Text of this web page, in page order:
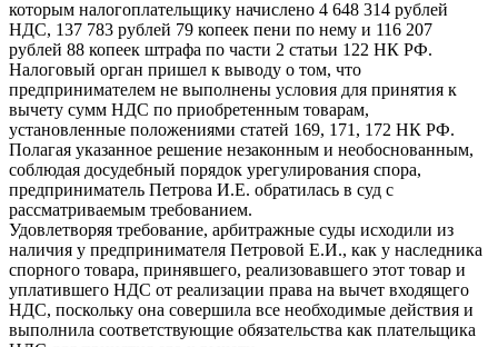
которым налогоплательщику начислено 4 648 314 рублей
НДС, 137 783 рублей 79 копеек пени по нему и 116 207
рублей 88 копеек штрафа по части 2 статьи 122 НК РФ.
Налоговый орган пришел к выводу о том, что
предпринимателем не выполнены условия для принятия к
вычету сумм НДС по приобретенным товарам,
установленные положениями статей 169, 171, 172 НК РФ.
Полагая указанное решение незаконным и необоснованным,
соблюдая досудебный порядок урегулирования спора,
предприниматель Петрова И.Е. обратилась в суд с
рассматриваемым требованием.
Удовлетворяя требование, арбитражные суды исходили из
наличия у предпринимателя Петровой Е.И., как у наследника
спорного товара, принявшего, реализовавшего этот товар и
уплатившего НДС от реализации права на вычет входящего
НДС, поскольку она совершила все необходимые действия и
выполнила соответствующие обязательства как плательщика